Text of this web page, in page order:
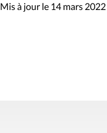
Mis à jour le 14 mars 2022